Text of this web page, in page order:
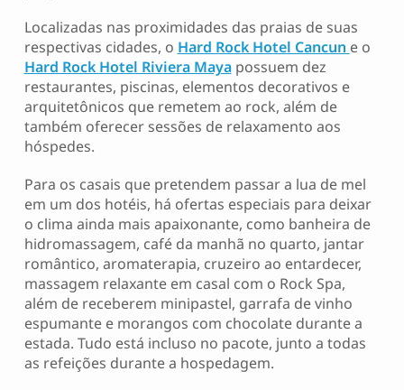
Localizadas nas proximidades das praias de suas
respectivas cidades, o Hard Rock Hotel Cancun e o
Hard Rock Hotel Riviera Mayapossuem dez
restaurantes, piscinas, elementos decorativos e
arquitetônicos que remetem ao rock, além de
também oferecer sessões de relaxamento aos
hóspedes.
Para os casais que pretendem passar a lua de mel
em um dos hotéis, há ofertas especiais para deixar
o clima ainda mais apaixonante, como banheira de
hidromassagem, café da manhã no quarto, jantar
romântico, aromaterapia, cruzeiro ao entardecer,
massagem relaxante em casal com o Rock Spa,
além de receberem minipastel, garrafa de vinho
espumante e morangos com chocolate durante a
estada. Tudo está incluso no pacote, junto a todas
as refeições durante a hospedagem.